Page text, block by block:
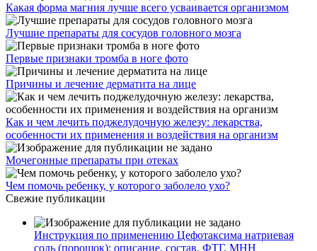
Какая форма магния лучше всего усваивается организмом
Лучшие препараты для сосудов головного мозга
Первые признаки тромба в ноге фото
Причины и лечение дерматита на лице
Как и чем лечить поджелудочную железу: лекарства,
особенности их применения и воздействия на организм
Мочегонные препараты при отеках
Чем помочь ребенку, у которого заболело ухо?
Свежие публикации
Инструкция по применению Цефотаксима натриевая
соль (порошок): описание, состав, ФТГ, МНН